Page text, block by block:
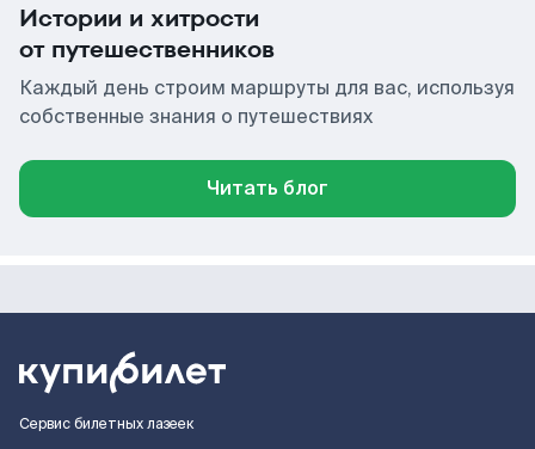
Истории и хитрости
от путешественников
Каждый день строим маршруты для вас, используя
собственные знания о путешествиях
Читать блог
Сервис билетных лазеек